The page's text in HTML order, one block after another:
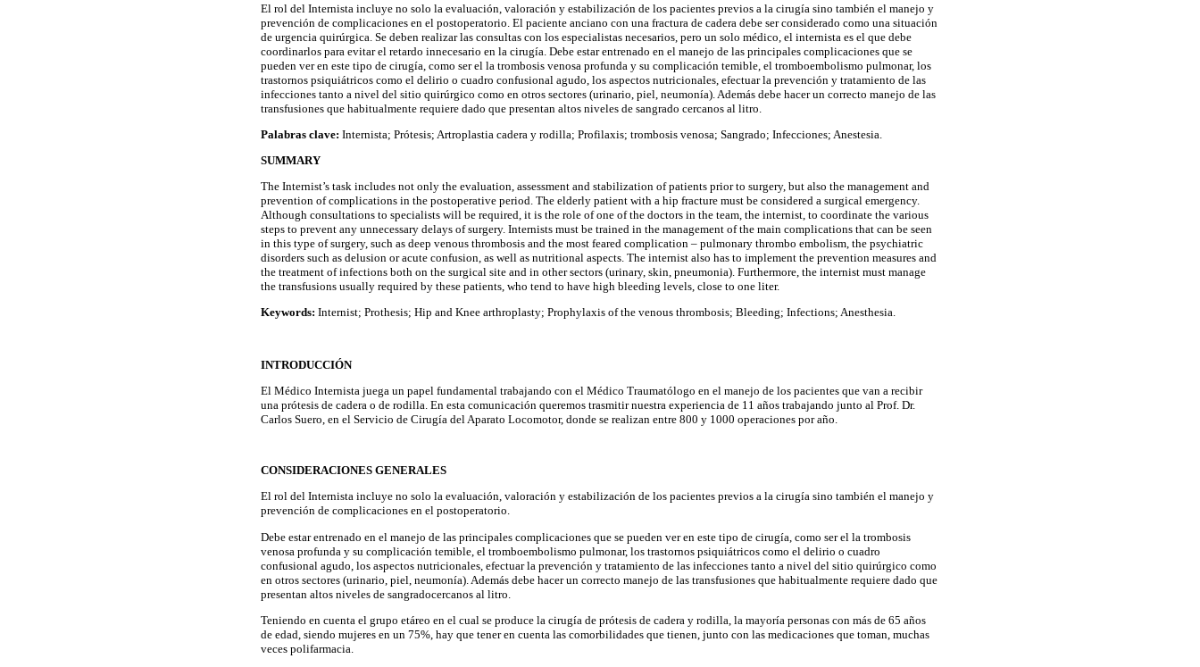
El rol del Internista incluye no solo la evaluación, valoración y estabilización de los pacientes previos a la cirugía sino también el manejo y
prevención de complicaciones en el postoperatorio. El paciente anciano con una fractura de cadera debe ser considerado como una situación
de urgencia quirúrgica. Se deben realizar las consultas con los especialistas necesarios, pero un solo médico, el internista es el que debe
coordinarlos para evitar el retardo innecesario en la cirugía. Debe estar entrenado en el manejo de las principales complicaciones que se
pueden ver en este tipo de cirugía, como ser el la trombosis venosa profunda y su complicación temible, el tromboembolismo pulmonar, los
trastornos psiquiátricos como el delirio o cuadro confusional agudo, los aspectos nutricionales, efectuar la prevención y tratamiento de las
infecciones tanto a nivel del sitio quirúrgico como en otros sectores (urinario, piel, neumonía). Además debe hacer un correcto manejo de las
transfusiones que habitualmente requiere dado que presentan altos niveles de sangrado cercanos al litro.
Palabras clave: Internista; Prótesis; Artroplastia cadera y rodilla; Profilaxis; trombosis venosa; Sangrado; Infecciones; Anestesia.
SUMMARY
The Internist’s task includes not only the evaluation, assessment and stabilization of patients prior to surgery, but also the management and
prevention of complications in the postoperative period. The elderly patient with a hip fracture must be considered a surgical emergency.
Although consultations to specialists will be required, it is the role of one of the doctors in the team, the internist, to coordinate the various
steps to prevent any unnecessary delays of surgery. Internists must be trained in the management of the main complications that can be seen
in this type of surgery, such as deep venous thrombosis and the most feared complication – pulmonary thrombo embolism, the psychiatric
disorders such as delusion or acute confusion, as well as nutritional aspects. The internist also has to implement the prevention measures and
the treatment of infections both on the surgical site and in other sectors (urinary, skin, pneumonia). Furthermore, the internist must manage
the transfusions usually required by these patients, who tend to have high bleeding levels, close to one liter.
Keywords: Internist; Prothesis; Hip and Knee arthroplasty; Prophylaxis of the venous thrombosis; Bleeding; Infections; Anesthesia.
INTRODUCCIÓN
El Médico Internista juega un papel fundamental trabajando con el Médico Traumatólogo en el manejo de los pacientes que van a recibir
una prótesis de cadera o de rodilla. En esta comunicación queremos trasmitir nuestra experiencia de 11 años trabajando junto al Prof. Dr.
Carlos Suero, en el Servicio de Cirugía del Aparato Locomotor, donde se realizan entre 800 y 1000 operaciones por año.
CONSIDERACIONES GENERALES
El rol del Internista incluye no solo la evaluación, valoración y estabilización de los pacientes previos a la cirugía sino también el manejo y
prevención de complicaciones en el postoperatorio.
Debe estar entrenado en el manejo de las principales complicaciones que se pueden ver en este tipo de cirugía, como ser el la trombosis
venosa profunda y su complicación temible, el tromboembolismo pulmonar, los trastornos psiquiátricos como el delirio o cuadro
confusional agudo, los aspectos nutricionales, efectuar la prevención y tratamiento de las infecciones tanto a nivel del sitio quirúrgico como
en otros sectores (urinario, piel, neumonía). Además debe hacer un correcto manejo de las transfusiones que habitualmente requiere dado que
presentan altos niveles de sangradocercanos al litro.
Teniendo en cuenta el grupo etáreo en el cual se produce la cirugía de prótesis de cadera y rodilla, la mayoría personas con más de 65 años
de edad, siendo mujeres en un 75%, hay que tener en cuenta las comorbilidades que tienen, junto con las medicaciones que toman, muchas
veces polifarmacia.